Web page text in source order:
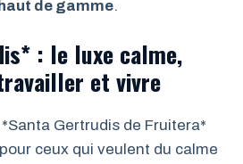
de gamme.
: le luxe calme,
et vivre
Gertrudis de Fruitera*
ceux qui veulent du calme